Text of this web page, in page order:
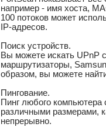
например - имя хоста,
100 потоков может
IP-адресов.
Поиск устройств.
Вы можете искать UPnP
маршрутизаторы,
образом, вы можете
Пингование.
Пинг любого компьютера
различными размерами,
непрерывно.